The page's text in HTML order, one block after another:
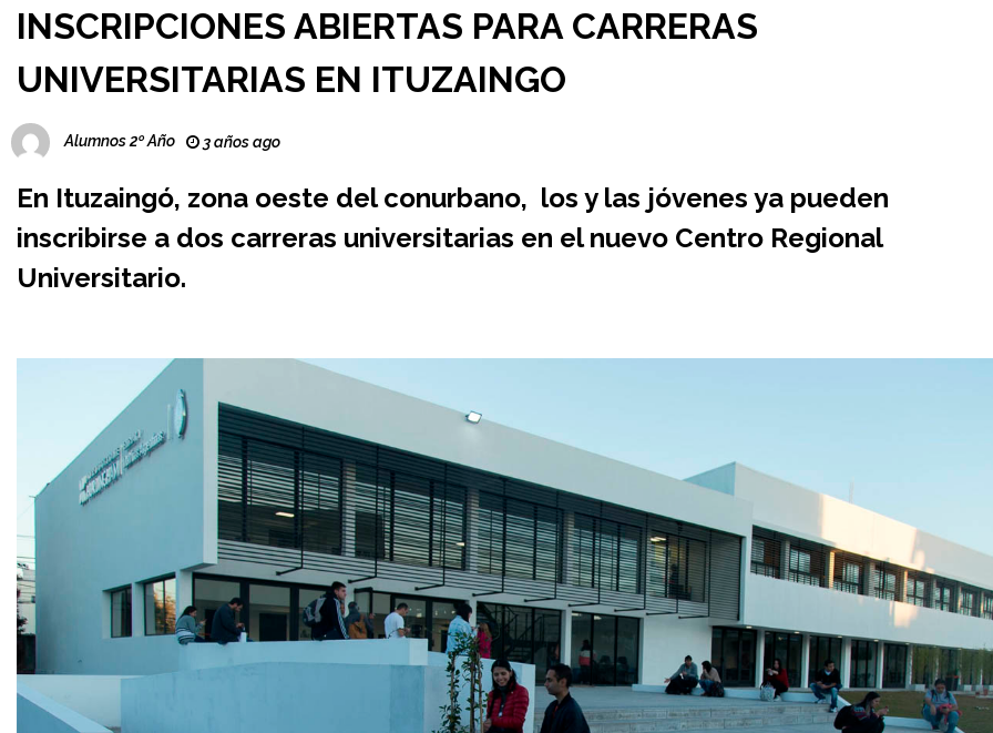
INSCRIPCIONES ABIERTAS PARA CARRERAS
UNIVERSITARIAS EN ITUZAINGO
Alumnos 2º Año 3 años ago
En Ituzaingó, zona oeste del conurbano, los y las jóvenes ya pueden
inscribirse a dos carreras universitarias en el nuevo Centro Regional
Universitario.